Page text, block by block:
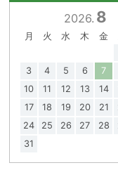
2026. 8
月 火 水 木 金
3
4 5 6 7
10
11 12 13 14
17
18 19 20 21
24
25 26 27 28
31